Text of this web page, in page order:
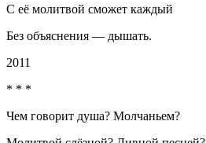
С её молитвой сможет каждый
Без объяснения — дышать.
2011
* * *
Чем говорит душа? Молчаньем?